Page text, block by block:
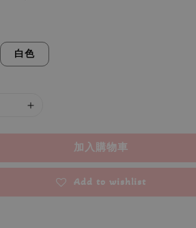
白色
加入購物車
Add to wishlist